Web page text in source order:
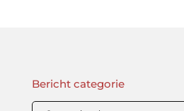
Bericht categorie